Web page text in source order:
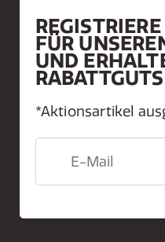
FÜR
UND
*Aktionsartikel